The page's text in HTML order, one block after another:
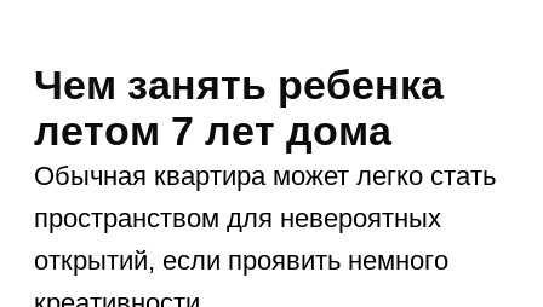
отпечатки резных листьев
на светочувствительной бумаге.
Эти активности наглядно покажут,
что лето таит массу веселья
и за пределами цифрового мира.